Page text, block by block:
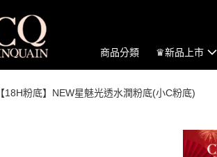
商品分類 ♛新品上市
【18H粉底】NEW星魅光透水潤粉底(小C粉底)